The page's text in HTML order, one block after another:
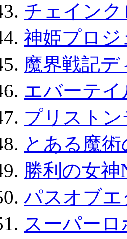
チェイン
神姫プロジ
魔界戦記
エバーテイ
プリストン
とある魔
勝利の女神
パスオブ
スーパー